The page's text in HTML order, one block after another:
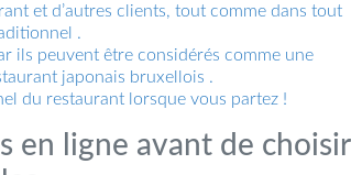
et d’autres clients, tout comme dans tout
.
ils peuvent être considérés comme une
japonais bruxellois .
du restaurant lorsque vous partez !
en ligne avant de choisir